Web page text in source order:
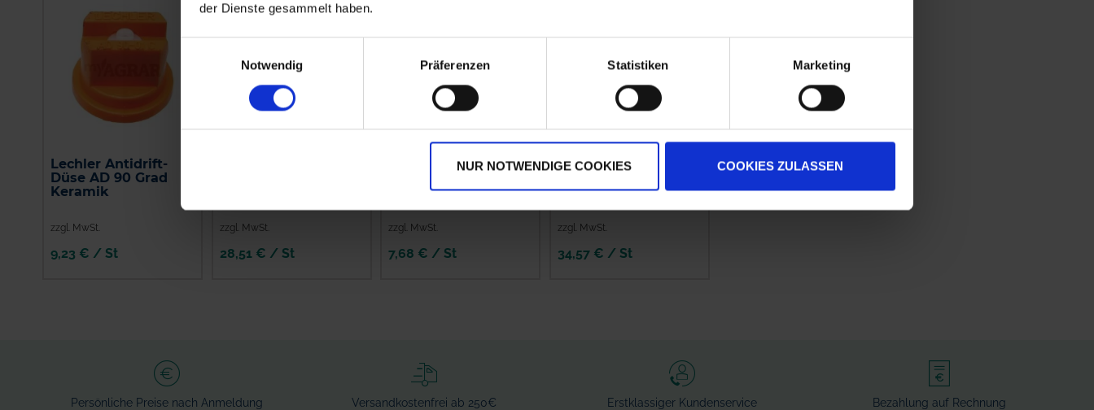
der Dienste gesammelt haben.
Notwendig
Präferenzen Statistiken Marketing
NUR NOTWENDIGE COOKIES COOKIES ZULASSEN
Lechler Antidrift-
Düse AD 90 Grad
Keramik
zzgl. MwSt.
9,23 € / St
zzgl. MwSt.
28,51 € / St
Flachstrahldüse LU
zzgl. MwSt.
7,68 € / St
Injektor-
Grad
zzgl. MwSt.
34,57 € / St
Persönliche Preise nach Anmeldung Versandkostenfrei ab 250€ Erstklassiger Kundenservice Bezahlung auf Rechnung